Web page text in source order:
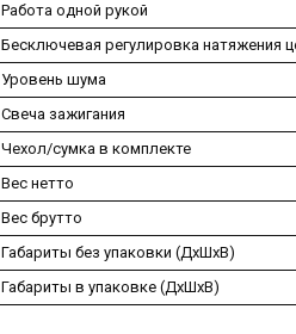
Работа одной рукой
Бесключевая регулировка натяжения
Уровень шума
Свеча зажигания
Чехол/сумка в комплекте
Вес нетто
Вес брутто
Габариты без упаковки (ДхШхВ)
Габариты в упаковке (ДхШхВ)